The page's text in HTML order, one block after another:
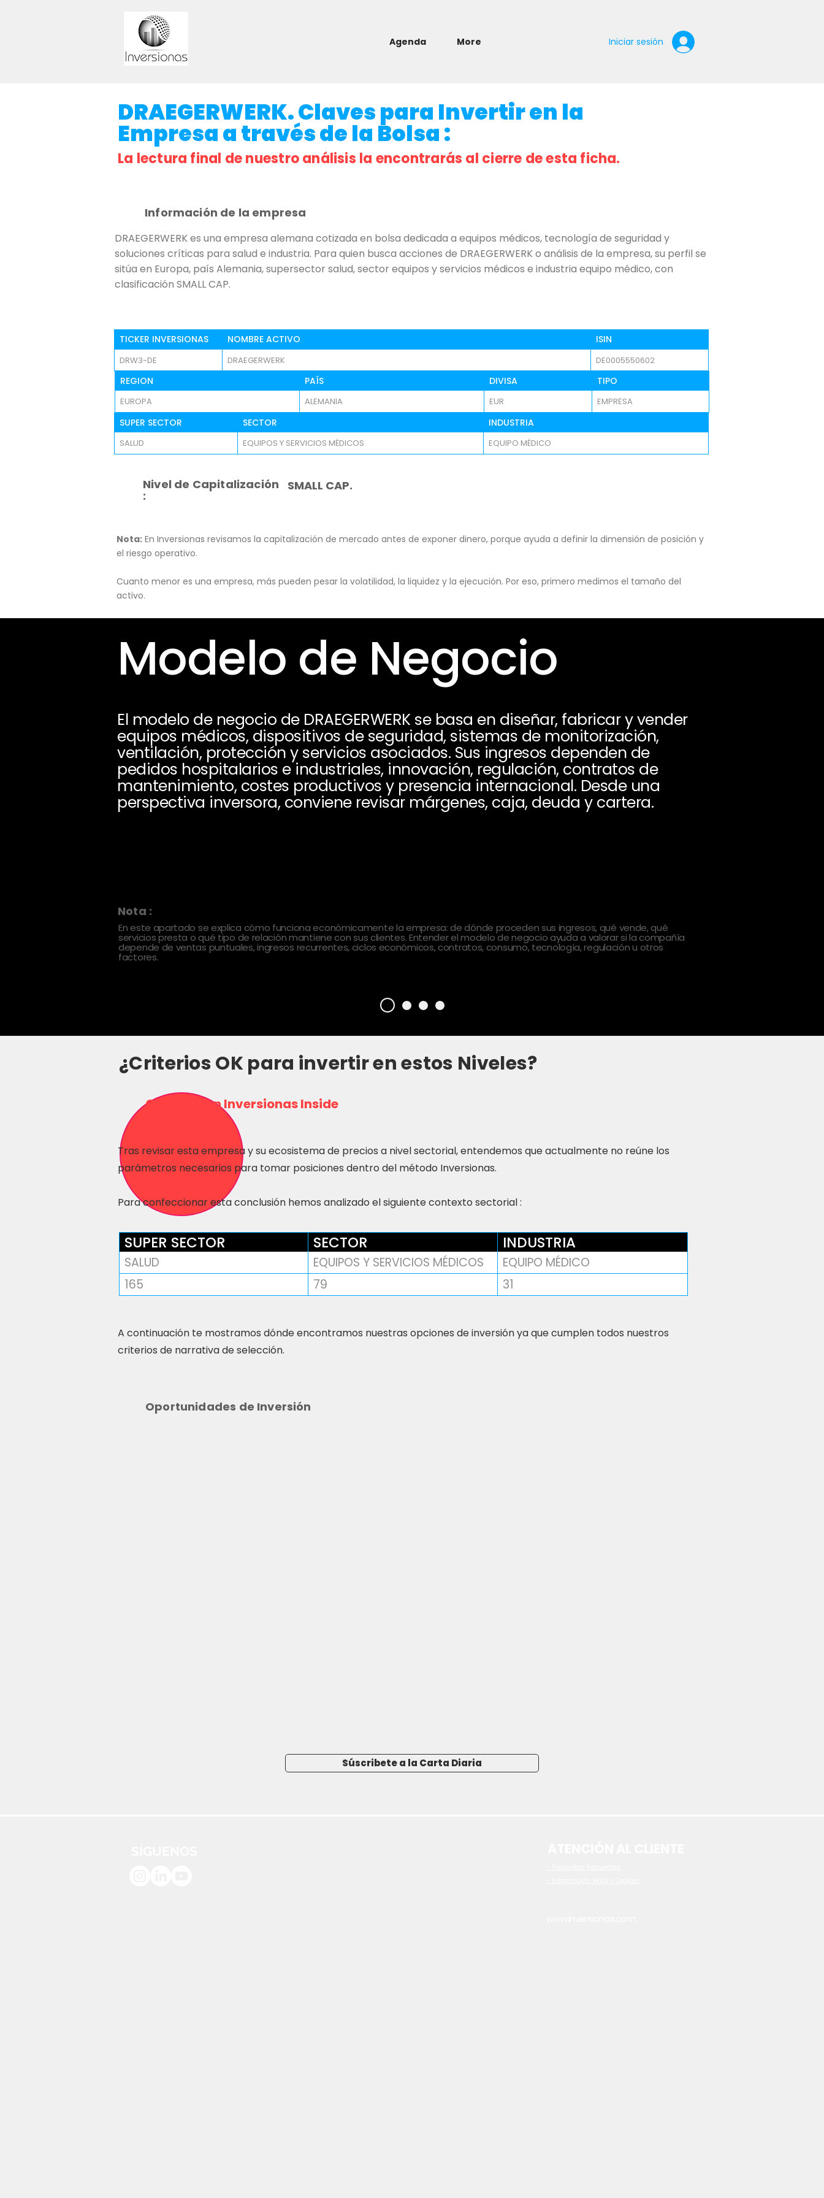
Agenda More Iniciar sesión
DRAEGERWERK. Claves para Invertir en la
Empresa a través de la Bolsa :
La lectura final de nuestro análisis la encontrarás al cierre de esta ficha.
Información de la empresa
DRAEGERWERK es una empresa alemana cotizada en bolsa dedicada a equipos médicos, tecnología de seguridad y
soluciones críticas para salud e industria. Para quien busca acciones de DRAEGERWERK o análisis de la empresa, su perfil se
sitúa en Europa, país Alemania, supersector salud, sector equipos y servicios médicos e industria equipo médico, con
clasificación SMALL CAP.
TICKER INVERSIONAS NOMBRE ACTIVO ISIN
DRW3-DE DRAEGERWERK DE0005550602
REGION PAÍS DIVISA TIPO
EUROPA ALEMANIA EUR EMPRESA
SUPER SECTOR SECTOR INDUSTRIA
SALUD EQUIPOS Y SERVICIOS MÉDICOS EQUIPO MÉDICO
Nivel de Capitalización
:
SMALL CAP.
Nota: En Inversionas revisamos la capitalización de mercado antes de exponer dinero, porque ayuda a definir la dimensión de posición y
el riesgo operativo.
Cuanto menor es una empresa, más pueden pesar la volatilidad, la liquidez y la ejecución. Por eso, primero medimos el tamaño del
activo.
Modelo de Negocio
El modelo de negocio de DRAEGERWERK se basa en diseñar, fabricar y vender
equipos médicos, dispositivos de seguridad, sistemas de monitorización,
ventilación, protección y servicios asociados. Sus ingresos dependen de
pedidos hospitalarios e industriales, innovación, regulación, contratos de
mantenimiento, costes productivos y presencia internacional. Desde una
perspectiva inversora, conviene revisar márgenes, caja, deuda y cartera.
Nota :
En este apartado se explica cómo funciona económicamente la empresa: de dónde proceden sus ingresos, qué vende, qué
servicios presta o qué tipo de relación mantiene con sus clientes. Entender el modelo de negocio ayuda a valorar si la compañía
depende de ventas puntuales, ingresos recurrentes, ciclos económicos, contratos, consumo, tecnología, regulación u otros
factores.
¿Criterios OK para invertir en estos Niveles?
Consulta en Inversionas Inside
Tras revisar esta empresa y su ecosistema de precios a nivel sectorial, entendemos que actualmente no reúne los
parámetros necesarios para tomar posiciones dentro del método Inversionas.
Para confeccionar esta conclusión hemos analizado el siguiente contexto sectorial :
SUPER SECTOR SECTOR INDUSTRIA
SALUD EQUIPOS Y SERVICIOS MÉDICOS
EQUIPO MÉDICO
165
79 31
A continuación te mostramos dónde encontramos nuestras opciones de inversión ya que cumplen todos nuestros
criterios de narrativa de selección.
Oportunidades de Inversión
Súscribete a la Carta Diaria